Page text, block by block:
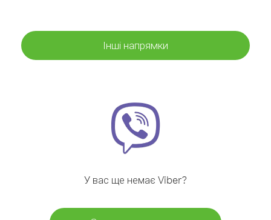
Інші напрямки
У вас ще немає Viber?